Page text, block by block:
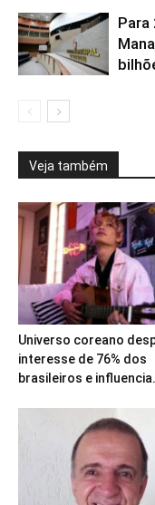
Para
Veja também
Universo coreano
interesse de 76% dos
brasileiros e